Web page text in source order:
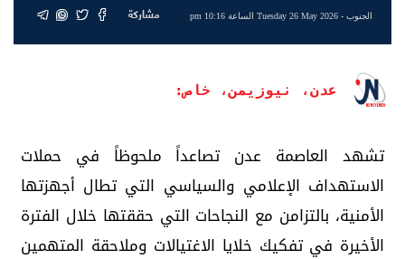
الجنوب- Tuesday 26 May 2026 الساعة 10:16 pm مشاركة
عدن، نيوزيمن، خاص:
تشهد العاصمة عدن تصاعداً ملحوظاً في حملات
الاستهداف الإعلامي والسياسي التي تطال أجهزتها
الأمنية، بالتزامن مع النجاحات التي حققتها خلال الفترة
الأخيرة في تفكيك خلايا الاغتيالات وملاحقة المتهمين